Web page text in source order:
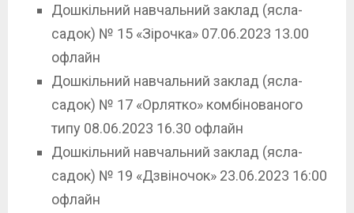
Дошкільний навчальний заклад (ясла-
садок) № 15 «Зірочка» 07.06.2023 13.00
офлайн
Дошкільний навчальний заклад (ясла-
садок) № 17 «Орлятко» комбінованого
типу 08.06.2023 16.30 офлайн
Дошкільний навчальний заклад (ясла-
садок) № 19 «Дзвіночок» 23.06.2023 16:00
офлайн